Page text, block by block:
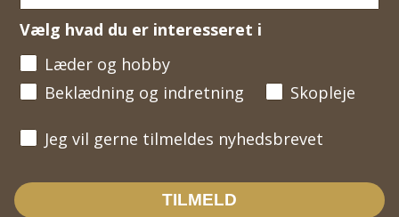
Vælg hvad du er interesseret i
Læder og hobby
Beklædning og indretning
Skopleje
Jeg vil gerne tilmeldes nyhedsbrevet
Jeg vil gerne tilmeldes nyhedsbrevet
TILMELD